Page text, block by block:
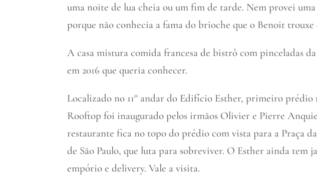
uma noite de lua cheia ou um fim de tarde. Nem provei
porque não conhecia a fama do brioche que o Benoit trouxe
A casa mistura comida francesa de bistrô com pinceladas
em 2016 que queria conhecer.
Localizado no 11° andar do Edifício Esther, primeiro prédio
Rooftop foi inaugurado pelos irmãos Olivier e Pierre
restaurante fica no topo do prédio com vista para a Praça
de São Paulo, que luta para sobreviver. O Esther ainda tem
empório e delivery. Vale a visita.